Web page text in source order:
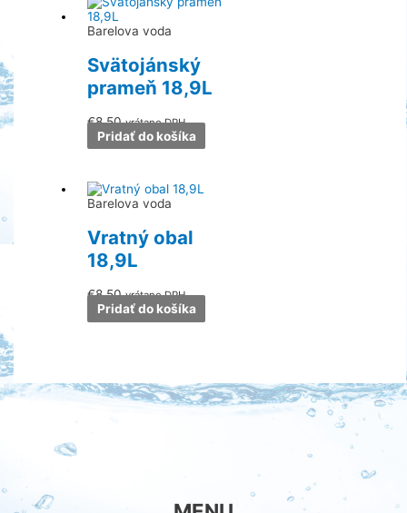
Barelova voda
Svätojánský
prameň 18,9L
€8.50 vrátane DPH
Pridať do košíka
Barelova voda
Vratný obal
18,9L
€8.50 vrátane DPH
Pridať do košíka